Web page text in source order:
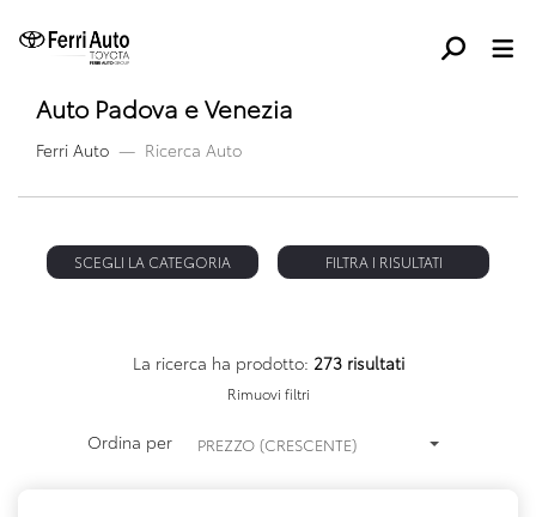
Auto Padova e Venezia
Ferri Auto Ricerca Auto
SCEGLI LA CATEGORIA FILTRA I RISULTATI
La ricerca ha prodotto: 273 risultati
Rimuovi filtri
Ordina per PREZZO (CRESCENTE)